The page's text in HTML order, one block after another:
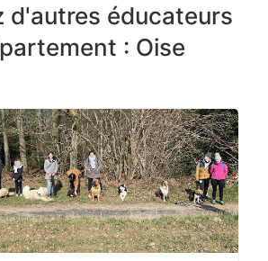
d'autres éducateurs
: Oise